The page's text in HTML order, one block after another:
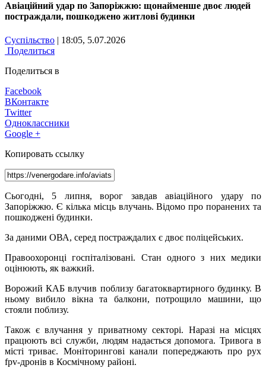
Авіаційний удар по Запоріжжю: щонайменше двоє людей
постраждали, пошкоджено житлові будинки
Суспільство | 18:05, 5.07.2026
Поделиться
Поделиться в
Facebook
ВКонтакте
Twitter
Одноклассники
Google +
Копировать ссылку
Сьогодні, 5 липня, ворог завдав авіаційного удару по
Запоріжжю. Є кілька місць влучань. Відомо про поранених та
пошкоджені будинки.
За даними ОВА, серед постраждалих є двоє поліцейських.
Правоохоронці госпіталізовані. Стан одного з них медики
оцінюють, як важкий.
Ворожий КАБ влучив поблизу багатоквартирного будинку. В
ньому вибило вікна та балкони, потрощило машини, що
стояли поблизу.
Також є влучання у приватному секторі. Наразі на місцях
працюють всі служби, людям надається допомога. Тривога в
місті триває. Моніторингові канали попереджають про рух
fpv-дронів в Космічному районі.